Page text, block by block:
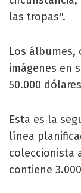
las tropas''.
Los álbumes,
imágenes en
50.000
Esta es la
línea
coleccionista
contiene